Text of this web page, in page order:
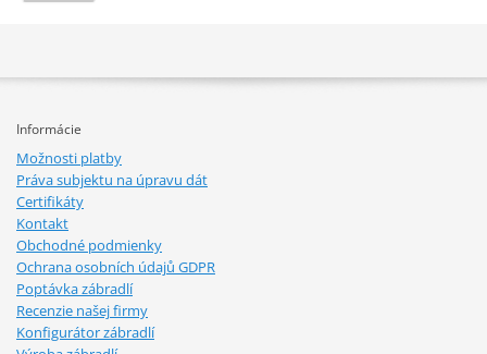
Informácie
Možnosti platby
Práva subjektu na úpravu dát
Certifikáty
Kontakt
Obchodné podmienky
Ochrana osobních údajů GDPR
Poptávka zábradlí
Recenzie našej firmy
Konfigurátor zábradlí